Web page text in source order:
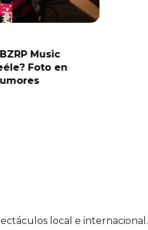
Music
Foto en
local e internacional.